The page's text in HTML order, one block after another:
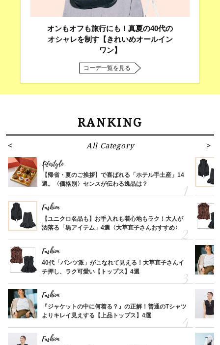
オンもオフも旅行にも！真夏の40代の
オシャレを制す【きれいめオールイン
ワン】
コーデ一覧を見る
RANKING
All Category
Lifestyle
【帰省・夏のご挨拶】で喜ばれる「ホテル手土産」14
選。〈価格別〉センスが伝わる逸品は？
Fashion
【ユニクロ名品も】お手入れも着心地もラク！大人が
洒落る「黒アイテム」4選〈大草直子さんおすすめ〉
Fashion
40代「パンツ派」がこなれて見える！大草直子さんイ
チ押し、ラク可愛い【トップス】4選
Fashion
『ジャケットの中に何着る？』の正解！普通のTシャツ
よりキレイ見えする【上品トップス】4選
Fashion